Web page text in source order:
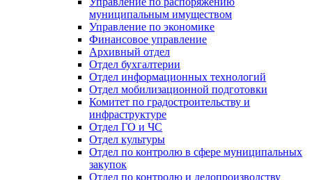
муниципальным имуществом
Управление по экономике
Финансовое управление
Архивный отдел
Отдел бухгалтерии
Отдел информационных технологий
Отдел мобилизационной подготовки
Комитет по градостроительству и
инфраструктуре
Отдел ГО и ЧС
Отдел культуры
Отдел по контролю в сфере муниципальных
закупок
Отдел по контролю и делопроизводству